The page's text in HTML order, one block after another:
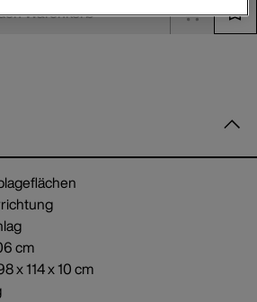
Warenkorb
cm
x 114 x 10 cm